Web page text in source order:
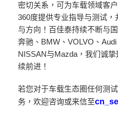
密切关系，可为车载领域客
360度提供专业指导与测试
与方向！百佳泰持续不断与
奔驰、BMW、VOLVO、Audi
NISSAN与Mazda，我们诚
续前进！
若您对于车载生态圈任何测
务，欢迎咨询或来信至